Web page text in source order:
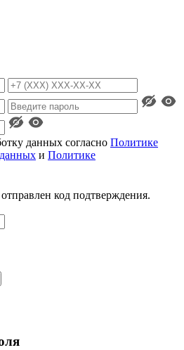
данных согласно Политике
и Политике
код подтверждения.